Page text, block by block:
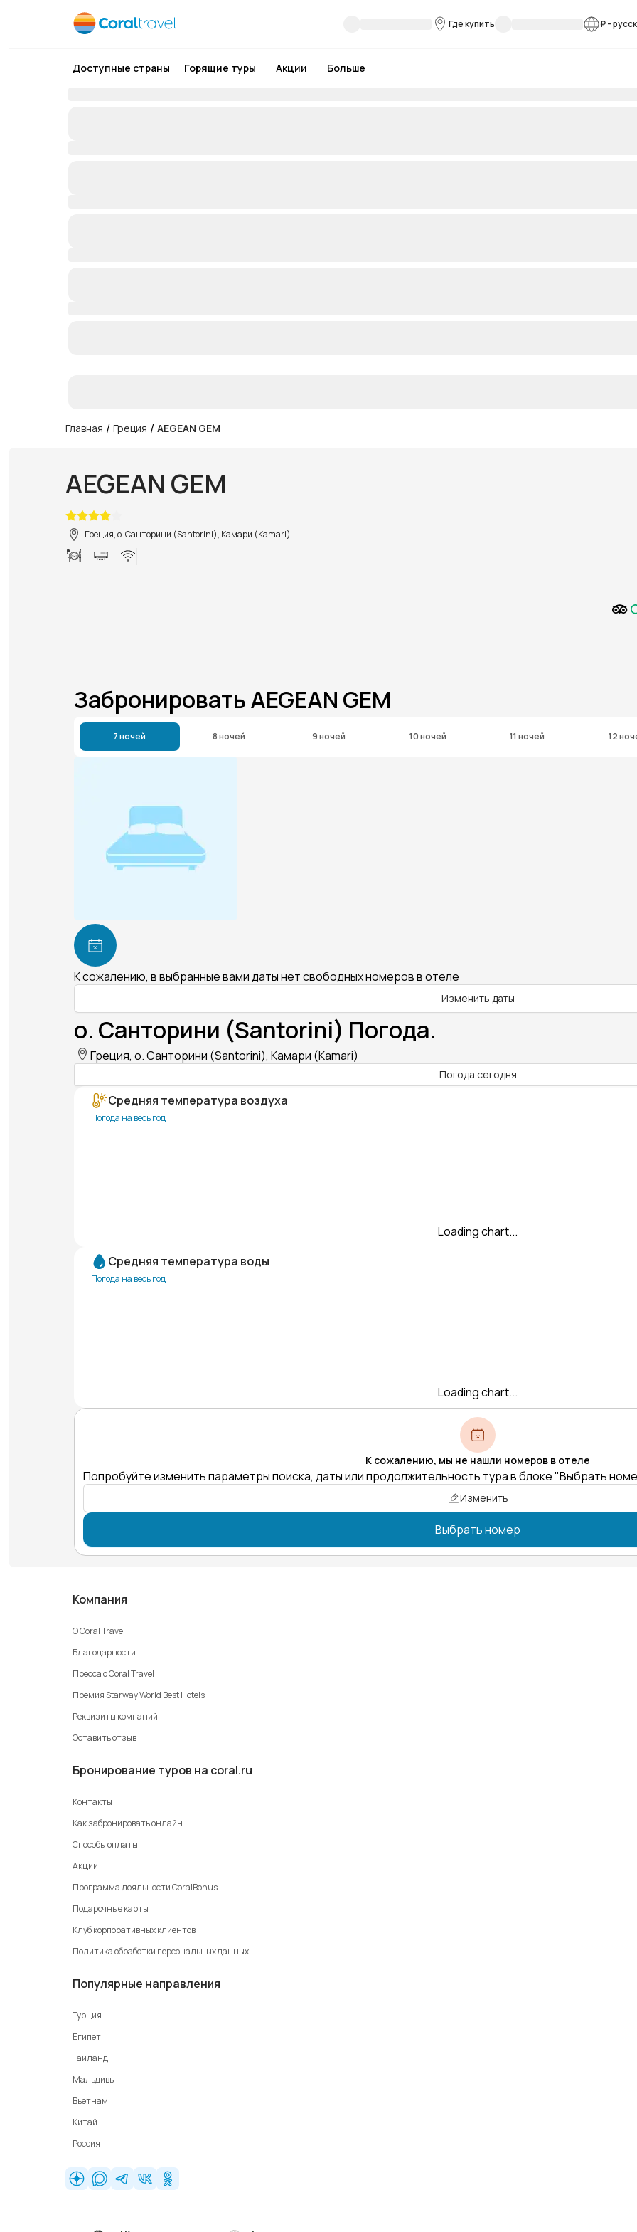
Где купить ₽-
Доступные страны Горящие туры Акции Больше
Главная / Греция / AEGEAN GEM
AEGEAN GEM
Греция, о. Санторини (Santorini), Камари (Kamari)
Забронировать AEGEAN GEM
7 ночей 8 ночей 9 ночей 10 ночей 11 ночей 12
К сожалению, в выбранные вами даты нет свободных номеров в отеле
Изменить даты
о. Санторини (Santorini) Погода.
Греция, о. Санторини (Santorini), Камари (Kamari)
Погода сегодня
Средняя температура воздуха
Погода на весь год
Loading chart...
Средняя температура воды
Погода на весь год
Loading chart...
К сожалению, мы не нашли номеров в отеле
Попробуйте изменить параметры поиска, даты или продолжительность тура в блоке "Выбрать
Изменить
Выбрать номер
Компания
О Coral Travel
Благодарности
Пресса о Coral Travel
Премия Starway World Best Hotels
Реквизиты компаний
Оставить отзыв
Бронирование туров на coral.ru
Контакты
Как забронировать онлайн
Способы оплаты
Акции
Программа лояльности CoralBonus
Подарочные карты
Клуб корпоративных клиентов
Политика обработки персональных данных
Популярные направления
Турция
Египет
Таиланд
Мальдивы
Вьетнам
Китай
Россия